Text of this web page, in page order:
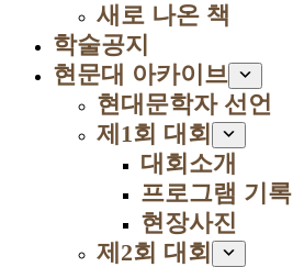
새로 나온 책
학술공지
현문대 아카이브
현대문학자 선언
제1회 대회
대회소개
프로그램 기록
현장사진
제2회 대회